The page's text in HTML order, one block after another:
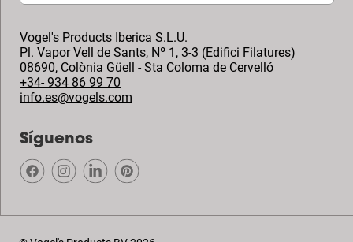
Vogel's Products Iberica S.L.U.
Pl. Vapor Vell de Sants, Nº 1, 3-3 (Edifici Filatures)
08690, Colònia Güell - Sta Coloma de Cervelló
+34- 934 86 99 70
info.es@vogels.com
Síguenos